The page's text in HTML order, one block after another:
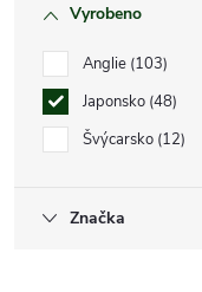
Vyrobeno
Anglie 103
Japonsko 48
Švýcarsko 12
Značka